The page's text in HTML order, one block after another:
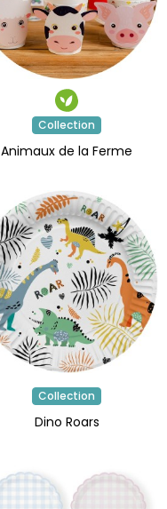
Collection
Animaux de la Ferme
Collection
Dino Roars